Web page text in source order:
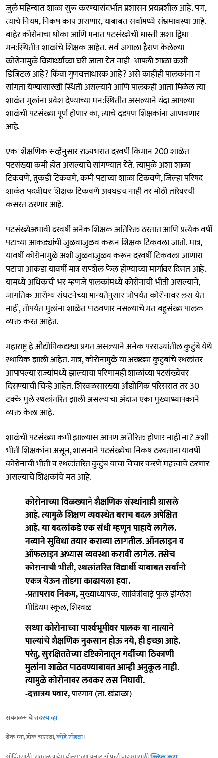
जुलै महिन्यात शाळा सुरू करण्यासंदर्भात प्रशासन प्रयत्नशील आहे. पण,
त्याचे नियम, निकष काय असणार, याबाबत सर्वांमध्ये संभ्रमावस्था आहे.
बाहेर कोरोनाचा धोका आणि मनात पटसंख्येची धास्ती अशा द्विधा
मन:स्थितीत शाळांचे शिक्षक आहेत. सर्व जगाला हैराण केलेल्या
कोरोनामुळे विद्यार्थ्यांच्या घरी जाता येत नाही. आपली शाळा कशी
डिजिटल आहे? किंवा गुणवत्ताधारक आहे? असे काहीही पालकांना न
सांगता येण्यासारखी स्थिती असल्याने आणि पालकही आता मिळेल त्या
शाळेत मुलांना प्रवेश देण्याच्या मन:स्थितीत असल्याने यंदा आपल्या
शाळेची पटसंख्या पूर्ण होणार का, त्याचे दडपण शिक्षकांना जाणवणार
आहे.
एका शैक्षणिक सर्व्हेनुसार राज्यभरात दरवर्षी किमान 200 शाळेत
पटसंख्या कमी होत असल्याचे सांगण्यात येते. त्यामुळे अशा शाळा
टिकवणे, तुकडी टिकवणे, कमी पटाच्या शाळा टिकवणे, जिल्हा परिषद
शाळेत पदवीधर शिक्षक टिकवणे अवघडच नाही तर मोठी तारेवरची
कसरत ठरणार आहे.
पटसंख्येअभावी दरवर्षी अनेक शिक्षक अतिरिक्त ठरतात आणि प्रत्येक वर्षी
पटाच्या आकड्यांची जुळवाजुळव करून शिक्षक टिकवला जातो. मात्र,
यावर्षी कोरोनामुळे अशी जुळवाजुळव करून दरवर्षी टिकवला जाणारा
पटाचा आकडा यावर्षी मात्र सपशेल फेल होण्याच्या मार्गावर दिसत आहे.
यामध्ये अधिकची भर म्हणजे पालकांमध्ये कोरोनाची भीती असल्याने,
जागतिक आरोग्य संघटनेच्या मान्यतेनुसार जोपर्यंत कोरोनावर लस येत
नाही, तोपर्यंत मुलांना शाळेत पाठवणार नसल्याचे मत बहुसंख्य पालक
व्यक्त करत आहेत.
महाराष्ट्र हे औद्योगिकदृष्ट्या प्रगत असल्याने अनेक परराज्यांतील कुटुंबे येथे
स्थायिक झाली आहेत. मात्र, कोरोनामुळे या अख्ख्या कुटुंबांचे स्थलांतर
आपापल्या राज्यांमध्ये झाल्याचा परिणामही शाळांच्या पटसंख्येवर
दिसण्याची चिन्हे आहेत. शिरवळसारख्या औद्योगिक परिसरात तर 30
टक्के मुले स्थलांतरित झाली असल्याचा अंदाज एका मुख्याध्यापकाने
व्यक्त केला आहे.
शाळेची पटसंख्या कमी झाल्यास आपण अतिरिक्त होणार नाही ना? अशी
भीती शिक्षकांना असून, शासनाने पटसंख्येचा निकष ठरवताना यावर्षी
कोरोनाची भीती व स्थलांतरित कुटुंब याचा विचार करणे महत्त्वाचे ठरणार
असल्याचे शिक्षकांचे मत आहे.
कोरोनाच्या विळख्याने शैक्षणिक संस्थांनाही ग्रासले
आहे. त्यामुळे शिक्षण व्यवस्थेत बराच बदल अपेक्षित
आहे. या बदलांकडे एक संधी म्हणून पाहावे लागेल.
नव्याने सुविधा तयार कराव्या लागतील. ऑनलाइन व
ऑफलाइन अभ्यास व्यवस्था करावी लागेल. तसेच
कोरानाची भीती, स्थलांतरित विद्यार्थी याबाबत सर्वांनी
एकत्र येऊन तोडगा काढायला हवा.
-प्रतापराव निकम,मुख्याध्यापक, सावित्रीबाई फुले इंग्लिश
मीडियम स्कूल, शिरवळ
सध्या कोरोनाच्या पार्श्‍वभूमीवर पालक या नात्याने
पाल्यांचे शैक्षणिक नुकसान होऊ नये, ही इच्छा आहे.
परंतु, सुरक्षिततेच्या दृष्टिकोनातून गर्दीच्या ठिकाणी
मुलांना शाळेत पाठवण्याबाबत आम्ही अनुकूल नाही.
त्यामुळे कोरोनावर लवकर लस निघावी.
-दत्तात्रय पवार,पारगाव (ता. खंडाळा)
सकाळ+ चेसदस्य व्हा
ब्रेक घ्या, डोकं चालवा,कोडे सोडवा!